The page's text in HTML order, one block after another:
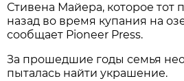
Стивена Майера, которое тот
назад во время купания на
сообщает Pioneer Press.
За прошедшие годы семья
пыталась найти украшение.